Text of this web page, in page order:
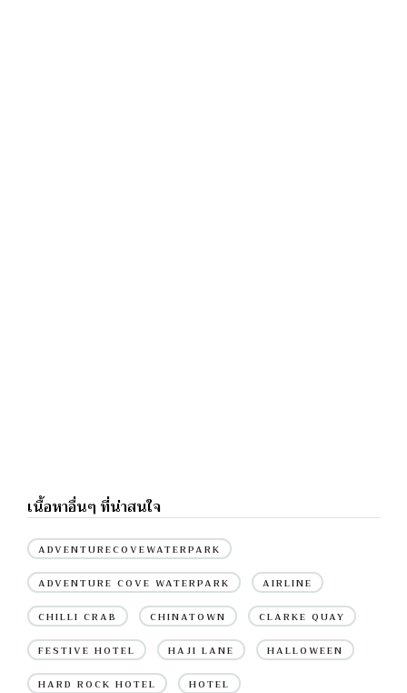
เนื้อหาอื่นๆ ที่น่าสนใจ
ADVENTURECOVEWATERPARK
ADVENTURE COVE WATERPARK AIRLINE
CHILLI CRAB CHINATOWN CLARKE QUAY
FESTIVE HOTEL HAJI LANE HALLOWEEN
HARD ROCK HOTEL HOTEL